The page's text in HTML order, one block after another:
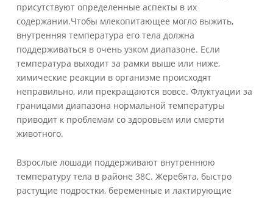
присутствуют определенные аспекты в их
содержании.Чтобы млекопитающее могло выжить,
внутренняя температура его тела должна
поддерживаться в очень узком диапазоне. Если
температура выходит за рамки выше или ниже,
химические реакции в организме происходят
неправильно, или прекращаются вовсе. Флуктуации за
границами диапазона нормальной температуры
приводит к проблемам со здоровьем или смерти
животного.
Взрослые лошади поддерживают внутреннюю
температуру тела в районе 38С. Жеребята, быстро
растущие подростки, беременные и лактирующие